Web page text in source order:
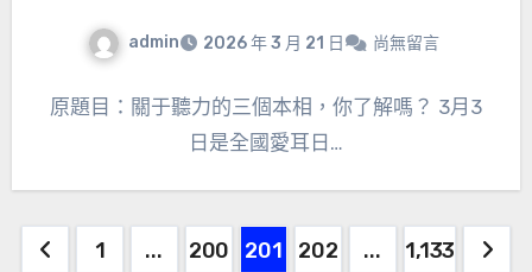
admin 2026 年 3 月 21 日 尚無留言
原題目：關于聽力的三個本相，你了解嗎？ 3月3
日是全國愛耳日…
文
1 ... 200 201 202 ... 1,133